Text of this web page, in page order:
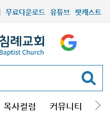
무료다운로드 유튜브 팟캐스트
목사컬럼 커뮤니티 기